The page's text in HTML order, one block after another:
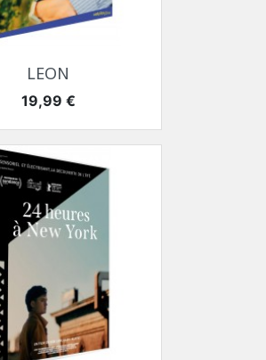
Aperçu rapide
LEON
Prix
19,99 €